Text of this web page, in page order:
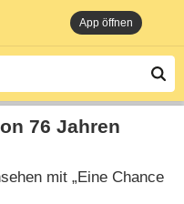
App öffnen
76 Jahren
mit „Eine Chance